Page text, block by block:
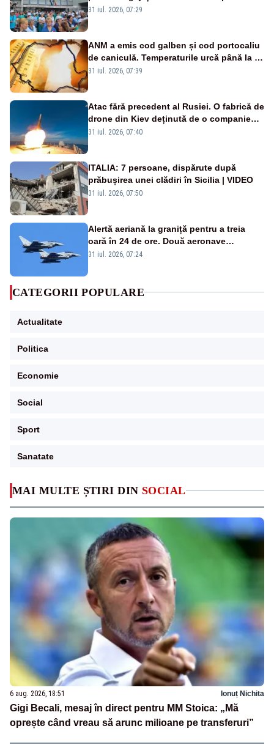
MAI MULTE ȘTIRI DIN SOCIAL
6 aug. 2026, 18:51 Ionuț Nichita
Gigi Becali, mesaj în direct pentru MM Stoica: „Mă
oprește când vreau să arunc milioane pe transferuri”
Legii salarizării
31 iul. 2026, 07:29
ANM a emis cod galben și cod portocaliu
de caniculă. Temperaturile urcă până la 38
de grade, iar nopțile devin tropicale
31 iul. 2026, 07:39
Atac fără precedent al Rusiei. O fabrică de
drone din Kiev deținută de o companie
americană, distrusă de o rachetă
31 iul. 2026, 07:40
ITALIA: 7 persoane, dispărute după
prăbușirea unei clădiri în Sicilia | VIDEO
31 iul. 2026, 07:50
Alertă aeriană la graniță pentru a treia
oară în 24 de ore. Două aeronave
Eurofighter britanice au fost ridicate de la
31 iul. 2026, 07:24
CATEGORII POPULARE
Actualitate
Politica
Economie
Social
Sport
Sanatate